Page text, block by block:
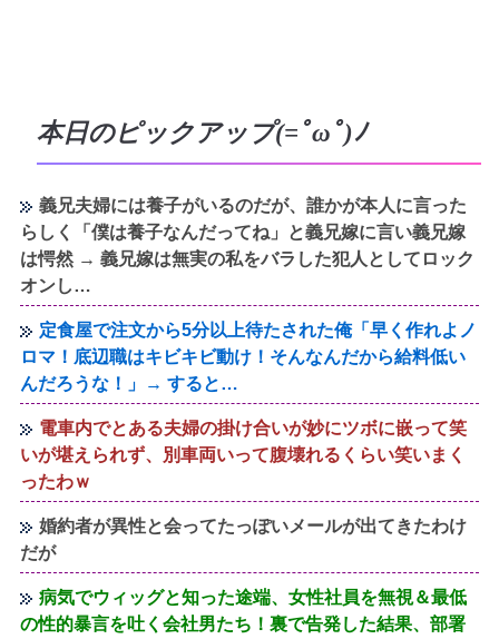
本日のピックアップ(=ﾟωﾟ)ﾉ
義兄夫婦には養子がいるのだが、誰かが本人に言った
らしく「僕は養子なんだってね」と義兄嫁に言い義兄嫁
は愕然 → 義兄嫁は無実の私をバラした犯人としてロック
オンし…
定食屋で注文から5分以上待たされた俺「早く作れよノ
ロマ！底辺職はキビキビ動け！そんなんだから給料低い
んだろうな！」→ すると…
電車内でとある夫婦の掛け合いが妙にツボに嵌って笑
いが堪えられず、別車両いって腹壊れるくらい笑いまく
ったわｗ
婚約者が異性と会ってたっぽいメールが出てきたわけ
だが
病気でウィッグと知った途端、女性社員を無視＆最低
の性的暴言を吐く会社男たち！裏で告発した結果、部署